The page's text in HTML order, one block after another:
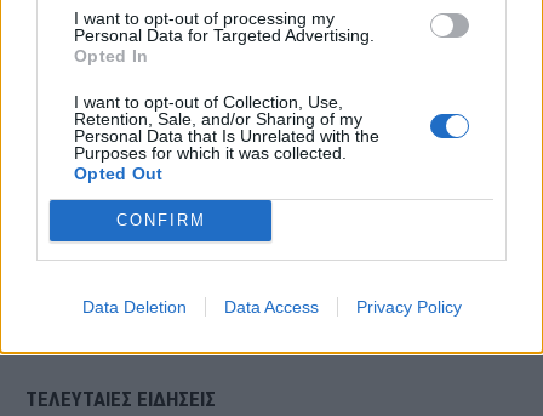
I want to opt-out of processing my
Personal Data for Targeted Advertising.
Opted In
I want to opt-out of Collection, Use,
Retention, Sale, and/or Sharing of my
Personal Data that Is Unrelated with the
Purposes for which it was collected.
Opted Out
CONFIRM
Data Deletion Data Access Privacy Policy
Tracktor, μαζί με ένα ελικόπτερο
Erickson.
Δείτε το βίντεο: Ξέσπασε φωτιά
στην Ηλεία – Τρία τα πύρινα μέτωπα:
ΤΕΛΕΥΤΑΙΕΣ ΕΙΔΗΣΕΙΣ